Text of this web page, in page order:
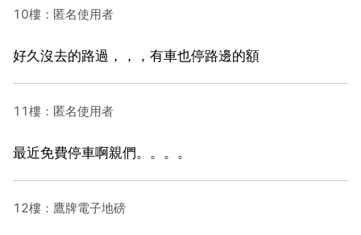
10樓：匿名使用者
好久沒去的路過，，，有車也停路邊的額
11樓：匿名使用者
最近免費停車啊親們。。。。
12樓：鷹牌電子地磅